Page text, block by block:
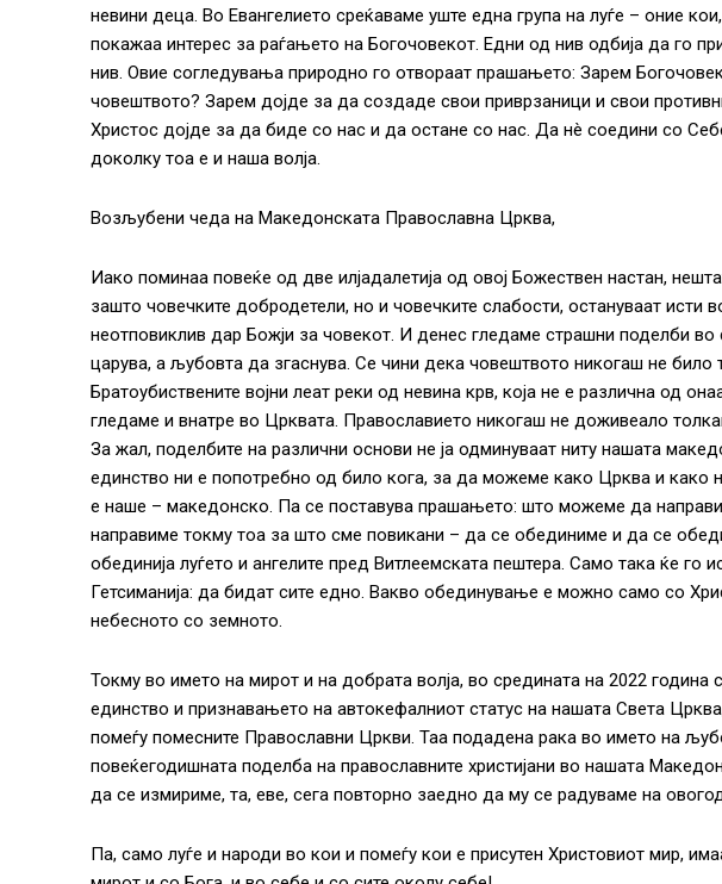
невини деца. Во Евангелието среќаваме уште една група на луѓе – оние
покажаа интерес за раѓањето на Богочовекот. Едни од нив одбија да го
нив. Овие согледувања природно го отвораат прашањето: Зарем
човештвото? Зарем дојде за да создаде свои приврзаници и свои
Христос дојде за да биде со нас и да остане со нас. Да нè соедини со
доколку тоа е и наша волја.
Возљубени чеда на Македонската Православна Црква,
Иако поминаа повеќе од две илјадалетија од овој Божествен настан,
зашто човечките добродетели, но и човечките слабости, остануваат исти
неотповиклив дар Божји за човекот. И денес гледаме страшни поделби
царува, а љубовта да згаснува. Се чини дека човештвото никогаш не било
Братоубиствените војни леат реки од невина крв, која не е различна од
гледаме и внатре во Црквата. Православието никогаш не доживеало
За жал, поделбите на различни основи не ја одминуваат ниту нашата
единство ни е попотребно од било кога, за да можеме како Црква и како
е наше – македонско. Па се поставува прашањето: што можеме да
направиме токму тоа за што сме повикани – да се обединиме и да се
обединија луѓето и ангелите пред Витлеемската пештера. Само така ќе го
Гетсиманија: да бидат сите едно. Вакво обединување е можно само со
небесното со земното.
Токму во името на мирот и на добрата волја, во средината на 2022
единство и признавањето на автокефалниот статус на нашата Света
помеѓу помесните Православни Цркви. Таа подадена рака во името на
повеќегодишната поделба на православните христијани во нашата
да се измириме, та, еве, сега повторно заедно да му се радуваме на
Па, само луѓе и народи во кои и помеѓу кои е присутен Христовиот мир,